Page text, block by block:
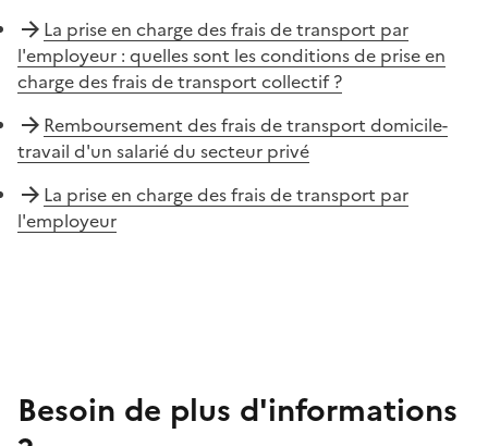
La prise en charge des frais de transport par
l'employeur : quelles sont les conditions de prise en
charge des frais de transport collectif ?
Remboursement des frais de transport domicile-
travail d'un salarié du secteur privé
La prise en charge des frais de transport par
l'employeur
Besoin de plus d'informations